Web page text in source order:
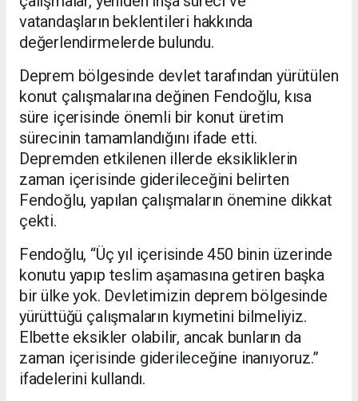
vatandaşların beklentileri hakkında
değerlendirmelerde bulundu.
Deprem bölgesinde devlet tarafından yürütülen
konut çalışmalarına değinen Fendoğlu, kısa
süre içerisinde önemli bir konut üretim
sürecinin tamamlandığını ifade etti.
Depremden etkilenen illerde eksikliklerin
zaman içerisinde giderileceğini belirten
Fendoğlu, yapılan çalışmaların önemine dikkat
çekti.
Fendoğlu, “Üç yıl içerisinde 450 binin üzerinde
konutu yapıp teslim aşamasına getiren başka
bir ülke yok. Devletimizin deprem bölgesinde
yürüttüğü çalışmaların kıymetini bilmeliyiz.
Elbette eksikler olabilir, ancak bunların da
zaman içerisinde giderileceğine inanıyoruz.”
ifadelerini kullandı.